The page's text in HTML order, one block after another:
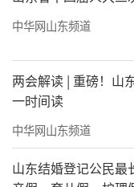
中，人工智能
座。
以全市人工
例，这里也是
业提供从算法
它们如同“公共
中华网山东频道
两会解读 | 重磅！山
一时间读
中华网山东频道
山东结婚登记公民最